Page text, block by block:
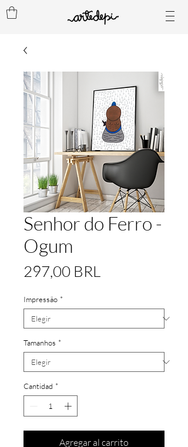
Senhor do Ferro -
Ogum
297,00 BRL
Impressão *
Tamanhos *
Cantidad *
Agregar al carrito